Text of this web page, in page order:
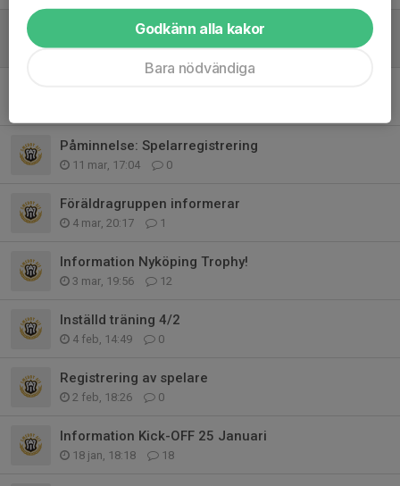
Start av försäljning
30 mar, 20:49 0
Påminnelse: Spelarregistrering
11 mar, 17:04 0
Föräldragruppen informerar
4 mar, 20:17 1
Information Nyköping Trophy!
3 mar, 19:56 12
Inställd träning 4/2
4 feb, 14:49 0
Registrering av spelare
2 feb, 18:26 0
Information Kick-OFF 25 Januari
18 jan, 18:18 18
Godkänn alla kakor
Bara nödvändiga